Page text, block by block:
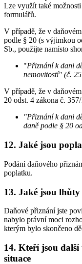
Lze využít také
formulářů.
V případě, že v
podle § 20 (s výjimkou
Sb., použijte namísto
"Přiznání k dani
nemovitostí" (č.
V případě, že v
20 odst. 4 zákona č.
"Přiznání k dani
daně podle § 20
12. Jaké jsou
Podání daňového
poplatku.
13. Jaké jsou
Daňové přiznání jste
nabylo právní moci
kterým bylo skončeno
14. Kteří jsou další
situace